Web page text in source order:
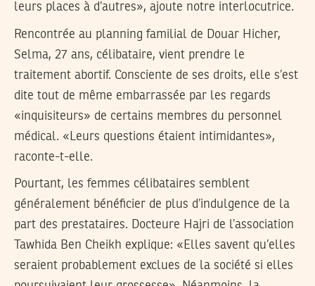
leurs places à d’autres», ajoute notre interlocutrice.
Rencontrée au planning familial de Douar Hicher,
Selma, 27 ans, célibataire, vient prendre le
traitement abortif. Consciente de ses droits, elle s’est
dite tout de même embarrassée par les regards
«inquisiteurs» de certains membres du personnel
médical. «Leurs questions étaient intimidantes»,
raconte-t-elle.
Pourtant, les femmes célibataires semblent
généralement bénéficier de plus d’indulgence de la
part des prestataires. Docteure Hajri de l’association
Tawhida Ben Cheikh explique: «Elles savent qu’elles
seraient probablement exclues de la société si elles